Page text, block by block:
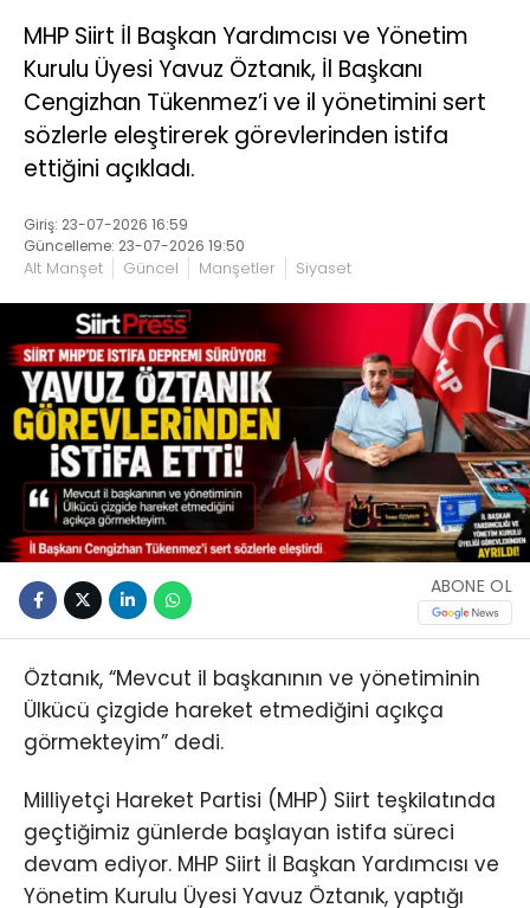
MHP Siirt İl Başkan Yardımcısı ve Yönetim
Kurulu Üyesi Yavuz Öztanık, İl Başkanı
Cengizhan Tükenmez’i ve il yönetimini sert
sözlerle eleştirerek görevlerinden istifa
ettiğini açıkladı.
Giriş: 23-07-2026 16:59
Güncelleme: 23-07-2026 19:50
Alt Manşet Güncel Manşetler Siyaset
ABONE OL
Öztanık, “Mevcut il başkanının ve yönetiminin
Ülkücü çizgide hareket etmediğini açıkça
görmekteyim” dedi.
Milliyetçi Hareket Partisi (MHP) Siirt teşkilatında
geçtiğimiz günlerde başlayan istifa süreci
devam ediyor. MHP Siirt İl Başkan Yardımcısı ve
Yönetim Kurulu Üyesi Yavuz Öztanık, yaptığı